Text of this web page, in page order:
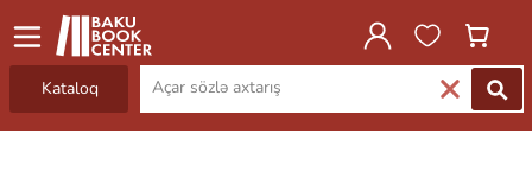
Kataloq